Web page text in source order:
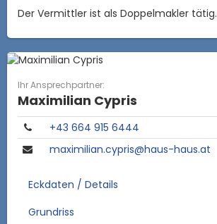
Der Vermittler ist als Doppelmakler tätig.
Ihr Ansprechpartner:
Maximilian Cypris
+43 664 915 6444
maximilian.cypris@haus-haus.at
Eckdaten / Details
Grundriss